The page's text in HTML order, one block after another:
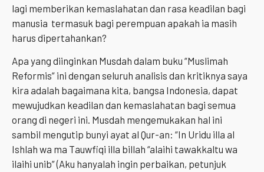
lagi memberikan kemaslahatan dan rasa keadilan bagi
manusia termasuk bagi perempuan apakah ia masih
harus dipertahankan?
Apa yang diinginkan Musdah dalam buku “Muslimah
Reformis” ini dengan seluruh analisis dan kritiknya saya
kira adalah bagaimana kita, bangsa Indonesia, dapat
mewujudkan keadilan dan kemaslahatan bagi semua
orang di negeri ini. Musdah mengemukakan hal ini
sambil mengutip bunyi ayat al Qur-an: “In Uridu illa al
Ishlah wa ma Tauwfiqi illa billah “alaihi tawakkaltu wa
ilaihi unib” (Aku hanyalah ingin perbaikan, petunjuk